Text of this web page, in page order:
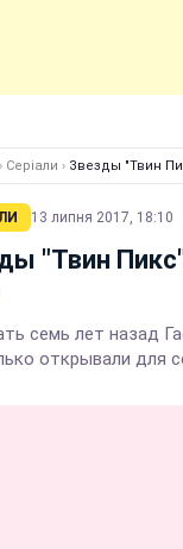
› Серіали › Звезды "Твин
13 липня 2017, 18:10
"Твин
семь лет назад
открывали для